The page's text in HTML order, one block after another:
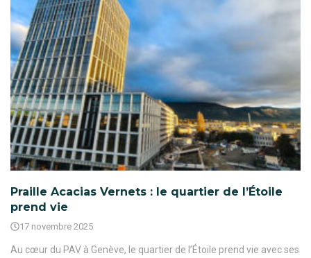
Praille Acacias Vernets : le quartier de l’Étoile
prend vie
17 novembre 2025
Au cœur du PAV à Genève, le quartier de l’Étoile prend vie avec ses